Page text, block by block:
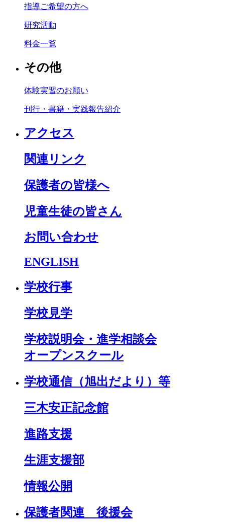
指導ご希望の方へ
研究活動
料金一覧
その他
体験実習のお願い
刊行・書籍・実践報告紹介
アクセス
関連リンク
保護者の皆様へ
児童生徒の皆さん
お問い合わせ
ENGLISH
学校行事
学校見学
学校説明会・進学相談会
オープンスクール
学校通信（旭出だより）等
三木安正記念館
進路支援
生涯支援部
情報公開
保護者関連 後援会